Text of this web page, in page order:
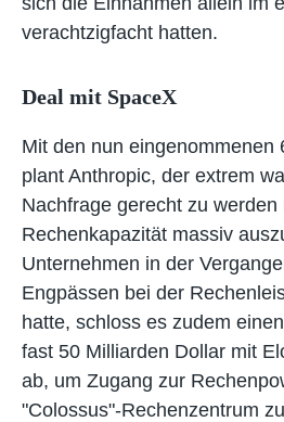
verachtzigfacht hatten.
Deal mit SpaceX
Mit den nun eingenommenen
plant Anthropic, der extrem
Nachfrage gerecht zu
Rechenkapazität massiv
Unternehmen in der
Engpässen bei der
hatte, schloss es zudem
fast 50 Milliarden Dollar mit
ab, um Zugang zur
"Colossus"-Rechenzentrum